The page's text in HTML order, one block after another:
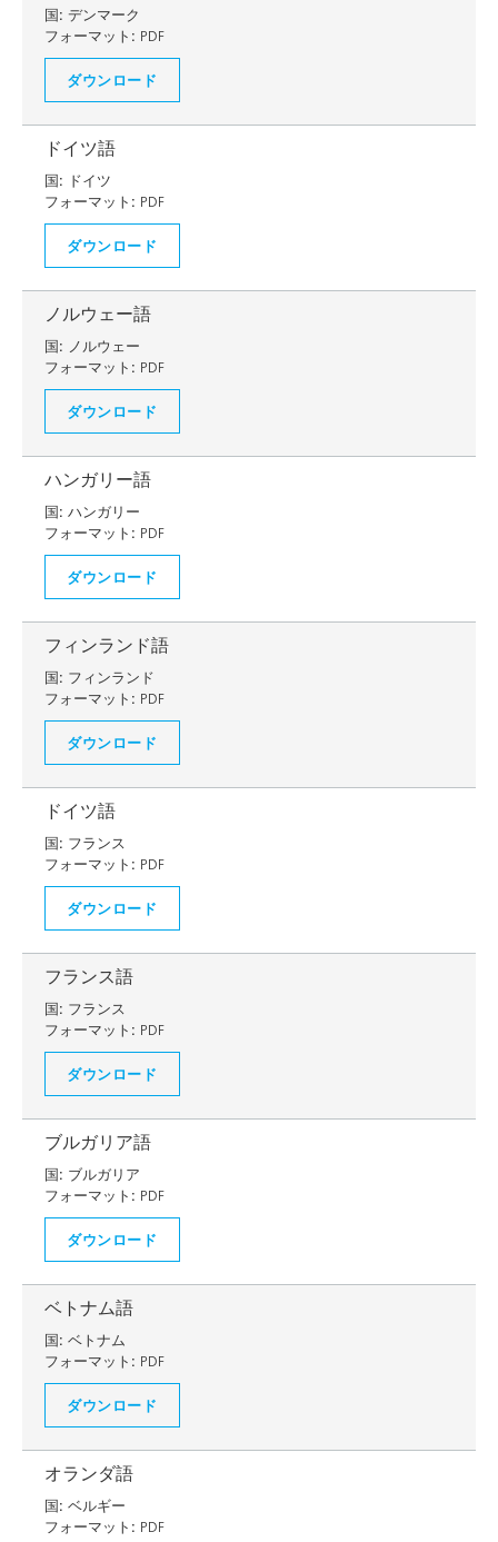
国: デンマーク
フォーマット: PDF
ダウンロード
ドイツ語
国: ドイツ
フォーマット: PDF
ダウンロード
ノルウェー語
国: ノルウェー
フォーマット: PDF
ダウンロード
ハンガリー語
国: ハンガリー
フォーマット: PDF
ダウンロード
フィンランド語
国: フィンランド
フォーマット: PDF
ダウンロード
ドイツ語
国: フランス
フォーマット: PDF
ダウンロード
フランス語
国: フランス
フォーマット: PDF
ダウンロード
ブルガリア語
国: ブルガリア
フォーマット: PDF
ダウンロード
ベトナム語
国: ベトナム
フォーマット: PDF
ダウンロード
オランダ語
国: ベルギー
フォーマット: PDF